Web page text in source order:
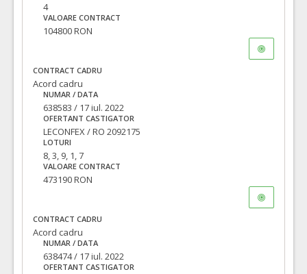
4
VALOARE CONTRACT
104800 RON
CONTRACT CADRU
Acord cadru
NUMAR / DATA
638583 / 17 iul. 2022
OFERTANT CASTIGATOR
LECONFEX / RO 2092175
LOTURI
8, 3, 9, 1, 7
VALOARE CONTRACT
473190 RON
CONTRACT CADRU
Acord cadru
NUMAR / DATA
638474 / 17 iul. 2022
OFERTANT CASTIGATOR